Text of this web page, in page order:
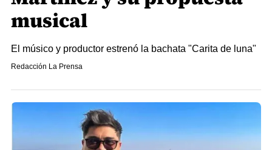
musical
El músico y productor estrenó la bachata "Carita de luna"
Redacción La Prensa